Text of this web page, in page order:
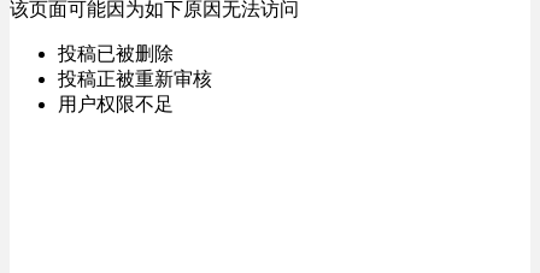
该页面可能因为如下原因无法访问
投稿已被删除
投稿正被重新审核
用户权限不足